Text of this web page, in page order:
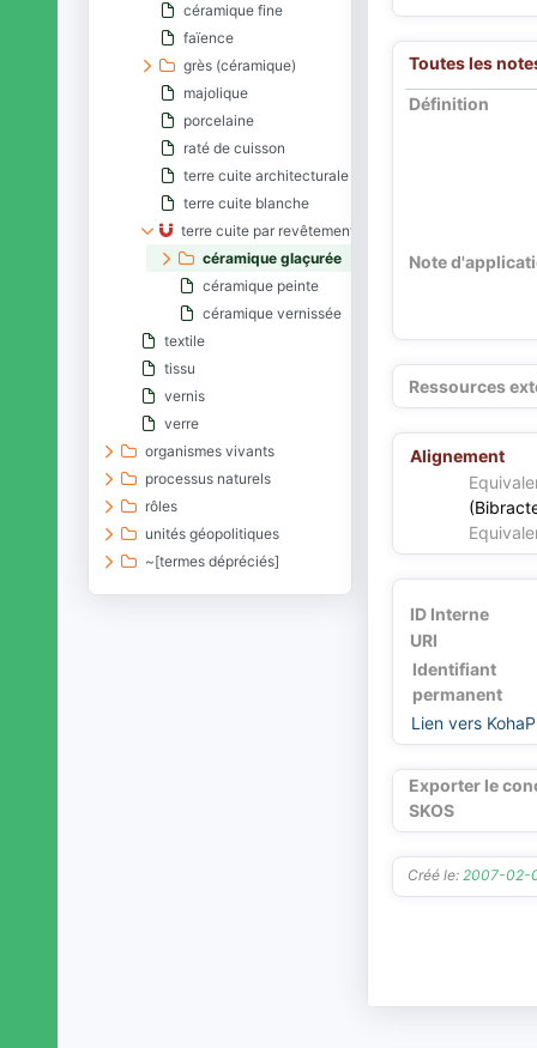
céramique fine
faïence
grès (céramique)
majolique
porcelaine
raté de cuisson
terre cuite architecturale
terre cuite blanche
terre cuite par revêtement
céramique glaçurée
céramique peinte
céramique vernissée
textile
tissu
vernis
verre
organismes vivants
processus naturels
rôles
unités géopolitiques
~[termes dépréciés]
Toutes les
Définition
Note
Ressources
Alignement
ID Interne
URI
Identifiant
permanent
Lien vers
Exporter le
SKOS
Créé le: 2007-02-